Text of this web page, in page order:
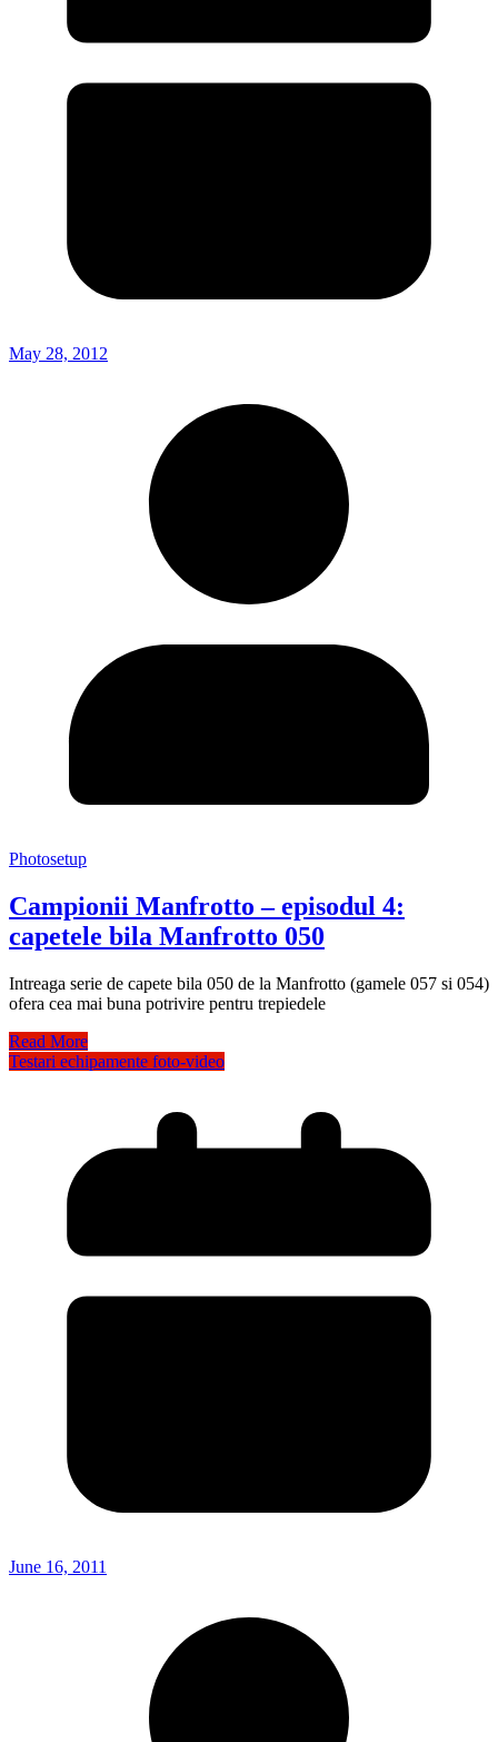
May 28, 2012
Photosetup
Campionii Manfrotto – episodul 4:
capetele bila Manfrotto 050
Intreaga serie de capete bila 050 de la Manfrotto (gamele 057 si 054)
ofera cea mai buna potrivire pentru trepiedele
Read More
Testari echipamente foto-video
June 16, 2011